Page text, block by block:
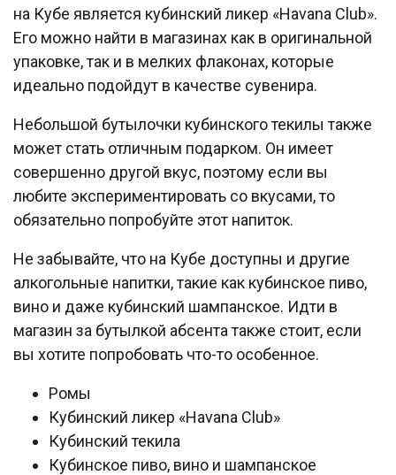
на Кубе является кубинский ликер «Havana Club».
Его можно найти в магазинах как в оригинальной
упаковке, так и в мелких флаконах, которые
идеально подойдут в качестве сувенира.
Небольшой бутылочки кубинского текилы также
может стать отличным подарком. Он имеет
совершенно другой вкус, поэтому если вы
любите экспериментировать со вкусами, то
обязательно попробуйте этот напиток.
Не забывайте, что на Кубе доступны и другие
алкогольные напитки, такие как кубинское пиво,
вино и даже кубинский шампанское. Идти в
магазин за бутылкой абсента также стоит, если
вы хотите попробовать что-то особенное.
Ромы
Кубинский ликер «Havana Club»
Кубинский текила
Кубинское пиво, вино и шампанское